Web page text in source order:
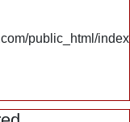
public_html/